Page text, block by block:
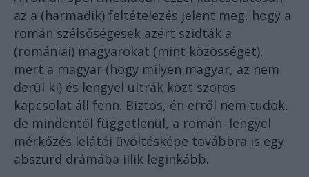
az a (harmadik) feltételezés jelent meg, hogy a
román szélsőségesek azért szidták a
(romániai) magyarokat (mint közösséget),
mert a magyar (hogy milyen magyar, az nem
derül ki) és lengyel ultrák közt szoros
kapcsolat áll fenn. Biztos, én erről nem tudok,
de mindentől függetlenül, a román–lengyel
mérkőzés lelátói üvöltésképe továbbra is egy
abszurd drámába illik leginkább.